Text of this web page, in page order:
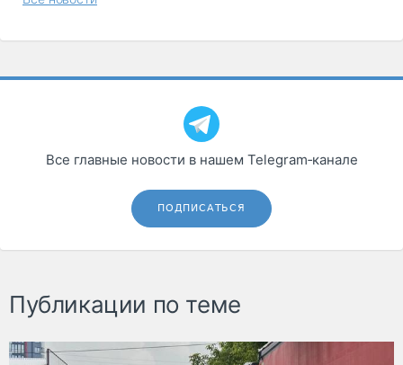
Все главные новости в нашем Telegram‑канале
ПОДПИСАТЬСЯ
Публикации по теме